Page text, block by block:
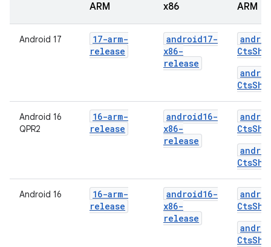
ARM x86 ARM
Android 17
17-arm-
release
android17-
x86-
release
Android 16
QPR2
16-arm-
release
android16-
x86-
release
Android 16
16-arm-
release
android16-
x86-
release